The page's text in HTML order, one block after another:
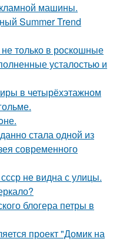
машины.
Summer Trend
только в роскошные
усталостью и
в четырёхэтажном
стала одной из
современного
не видна с улицы.
блогера петры в
проект "Домик на